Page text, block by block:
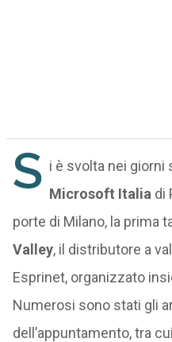
S i è svolta nei giorni
Microsoft Italia di
porte di Milano, la prima
Valley, il distributore a
Esprinet, organizzato
Numerosi sono stati gli
dell’appuntamento, tra